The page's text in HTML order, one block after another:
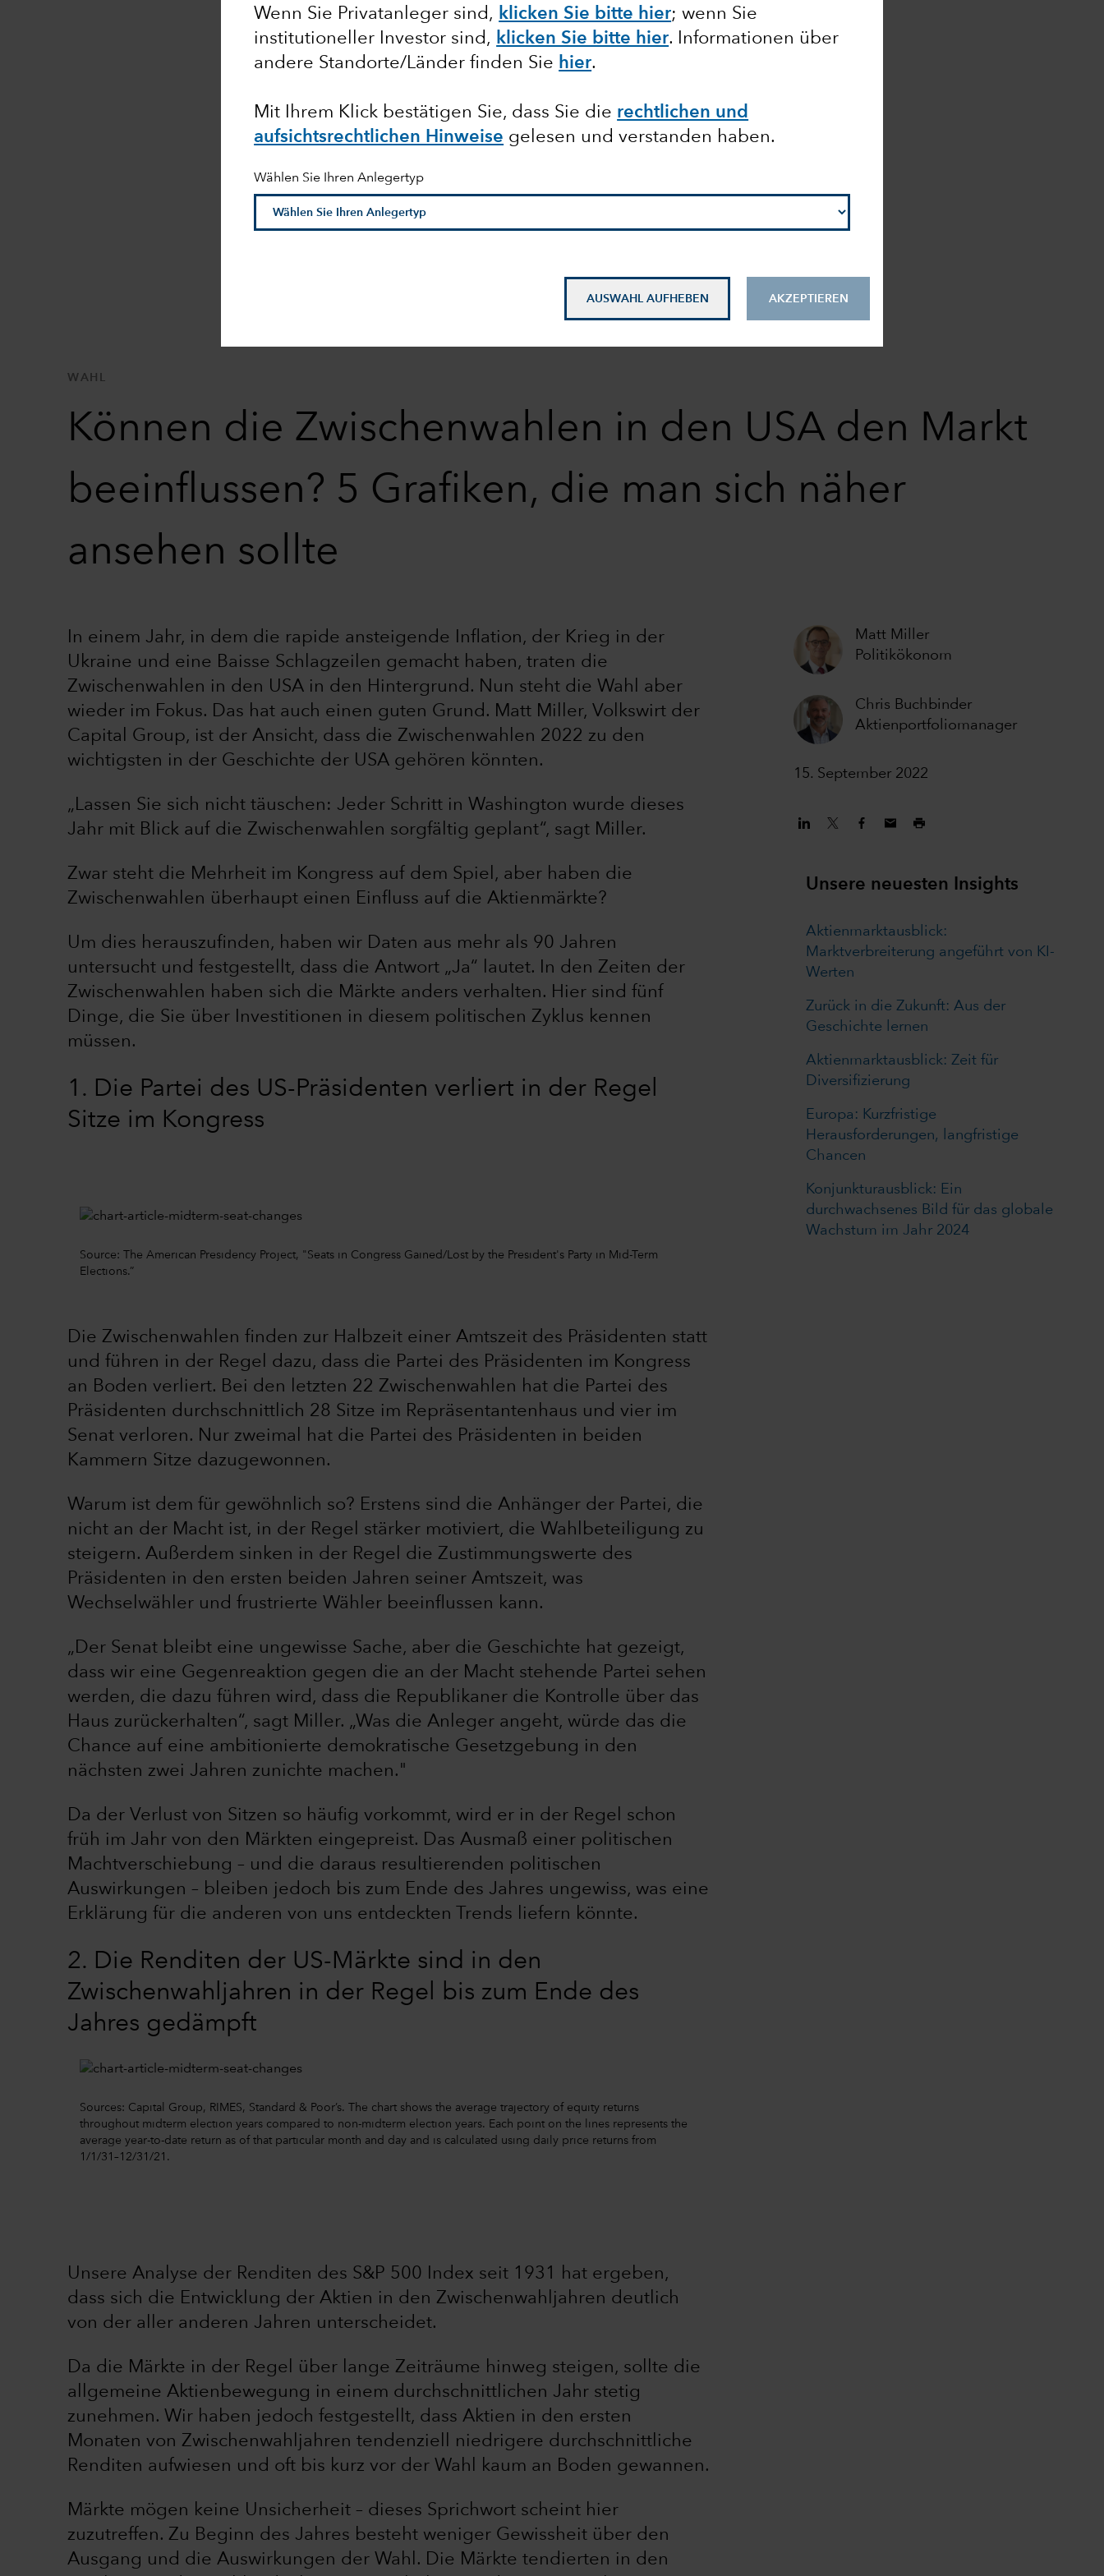
Wenn Sie Privatanleger sind, klicken Sie bitte hier; wenn Sie
institutioneller Investor sind, klicken Sie bitte hier. Informationen über
andere Standorte/Länder finden Sie hier.
Mit Ihrem Klick bestätigen Sie, dass Sie die rechtlichen und
aufsichtsrechtlichen Hinweise gelesen und verstanden haben.
Wählen Sie Ihren Anlegertyp
AUSWAHL AUFHEBEN AKZEPTIEREN
WAHL
Können die Zwischenwahlen in den USA den Markt
beeinflussen? 5 Grafiken, die man sich näher
ansehen sollte
Matt Miller
Politikökonom
Chris Buchbinder
Aktienportfoliomanager
15. September 2022
In einem Jahr, in dem die rapide ansteigende Inflation, der Krieg in der
Ukraine und eine Baisse Schlagzeilen gemacht haben, traten die
Zwischenwahlen in den USA in den Hintergrund. Nun steht die Wahl aber
wieder im Fokus. Das hat auch einen guten Grund. Matt Miller, Volkswirt der
Capital Group, ist der Ansicht, dass die Zwischenwahlen 2022 zu den
wichtigsten in der Geschichte der USA gehören könnten.
„Lassen Sie sich nicht täuschen: Jeder Schritt in Washington wurde dieses
Jahr mit Blick auf die Zwischenwahlen sorgfältig geplant“, sagt Miller.
Zwar steht die Mehrheit im Kongress auf dem Spiel, aber haben die
Zwischenwahlen überhaupt einen Einfluss auf die Aktienmärkte?
Um dies herauszufinden, haben wir Daten aus mehr als 90 Jahren
untersucht und festgestellt, dass die Antwort „Ja“ lautet. In den Zeiten der
Zwischenwahlen haben sich die Märkte anders verhalten. Hier sind fünf
Dinge, die Sie über Investitionen in diesem politischen Zyklus kennen
müssen.
1. Die Partei des US-Präsidenten verliert in der Regel
Sitze im Kongress
Source: The American Presidency Project, "Seats in Congress Gained/Lost by the President's Party in Mid-Term
Elections.”
Die Zwischenwahlen finden zur Halbzeit einer Amtszeit des Präsidenten statt
und führen in der Regel dazu, dass die Partei des Präsidenten im Kongress
an Boden verliert. Bei den letzten 22 Zwischenwahlen hat die Partei des
Präsidenten durchschnittlich 28 Sitze im Repräsentantenhaus und vier im
Senat verloren. Nur zweimal hat die Partei des Präsidenten in beiden
Kammern Sitze dazugewonnen.
Warum ist dem für gewöhnlich so? Erstens sind die Anhänger der Partei, die
nicht an der Macht ist, in der Regel stärker motiviert, die Wahlbeteiligung zu
steigern. Außerdem sinken in der Regel die Zustimmungswerte des
Präsidenten in den ersten beiden Jahren seiner Amtszeit, was
Wechselwähler und frustrierte Wähler beeinflussen kann.
„Der Senat bleibt eine ungewisse Sache, aber die Geschichte hat gezeigt,
dass wir eine Gegenreaktion gegen die an der Macht stehende Partei sehen
werden, die dazu führen wird, dass die Republikaner die Kontrolle über das
Haus zurückerhalten“, sagt Miller. „Was die Anleger angeht, würde das die
Chance auf eine ambitionierte demokratische Gesetzgebung in den
nächsten zwei Jahren zunichte machen."
Da der Verlust von Sitzen so häufig vorkommt, wird er in der Regel schon
früh im Jahr von den Märkten eingepreist. Das Ausmaß einer politischen
Machtverschiebung – und die daraus resultierenden politischen
Auswirkungen – bleiben jedoch bis zum Ende des Jahres ungewiss, was eine
Erklärung für die anderen von uns entdeckten Trends liefern könnte.
2. Die Renditen der US-Märkte sind in den
Zwischenwahljahren in der Regel bis zum Ende des
Jahres gedämpft
Sources: Capital Group, RIMES, Standard & Poor’s. The chart shows the average trajectory of equity returns
throughout midterm election years compared to non-midterm election years. Each point on the lines represents the
average year-to-date return as of that particular month and day and is calculated using daily price returns from
1/1/31–12/31/21.
Unsere Analyse der Renditen des S&P 500 Index seit 1931 hat ergeben,
dass sich die Entwicklung der Aktien in den Zwischenwahljahren deutlich
von der aller anderen Jahren unterscheidet.
Da die Märkte in der Regel über lange Zeiträume hinweg steigen, sollte die
allgemeine Aktienbewegung in einem durchschnittlichen Jahr stetig
zunehmen. Wir haben jedoch festgestellt, dass Aktien in den ersten
Monaten von Zwischenwahljahren tendenziell niedrigere durchschnittliche
Renditen aufwiesen und oft bis kurz vor der Wahl kaum an Boden gewannen.
Märkte mögen keine Unsicherheit – dieses Sprichwort scheint hier
zuzutreffen. Zu Beginn des Jahres besteht weniger Gewissheit über den
Ausgang und die Auswirkungen der Wahl. Die Märkte tendierten in den
Unsere neuesten Insights
Aktienmarktausblick:
Marktverbreiterung angeführt von KI-
Werten
Zurück in die Zukunft: Aus der
Geschichte lernen
Aktienmarktausblick: Zeit für
Diversifizierung
Europa: Kurzfristige
Herausforderungen, langfristige
Chancen
Konjunkturausblick: Ein
durchwachsenes Bild für das globale
Wachstum im Jahr 2024